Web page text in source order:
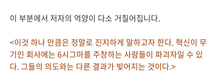
이 부분에서 저자의 억양이 다소 거칠어집니다.
<이것 하나 만큼은 정말로 진지하게 말하고자 한다. 혁신이 무
기인 회사에는 6시그마를 주창하는 사람들이 파괴자일 수 있
다. 그들의 의도와는 다른 결과가 빚어지는 것이다.>